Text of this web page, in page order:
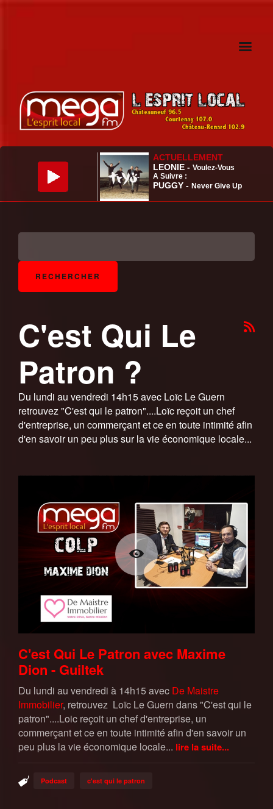
C'est Qui Le
Patron ?
Du lundi au vendredi 14h15 avec Loïc Le Guern
retrouvez "C'est qui le patron"....Loïc reçoit un chef
d'entreprise, un commerçant et ce en toute intimité afin
d'en savoir un peu plus sur la vie économique locale...
C'est Qui Le Patron avec Maxime
Dion - Guiltek
Du lundi au vendredi à 14h15 avec De Maistre
Immobilier, retrouvez Loïc Le Guern dans "C'est qui le
patron"....Loic reçoit un chef d'entreprise, un
commerçant et ce en toute intimité afin d'en savoir un
peu plus la vie économique locale... lire la suite...
Podcast c'est qui le patron